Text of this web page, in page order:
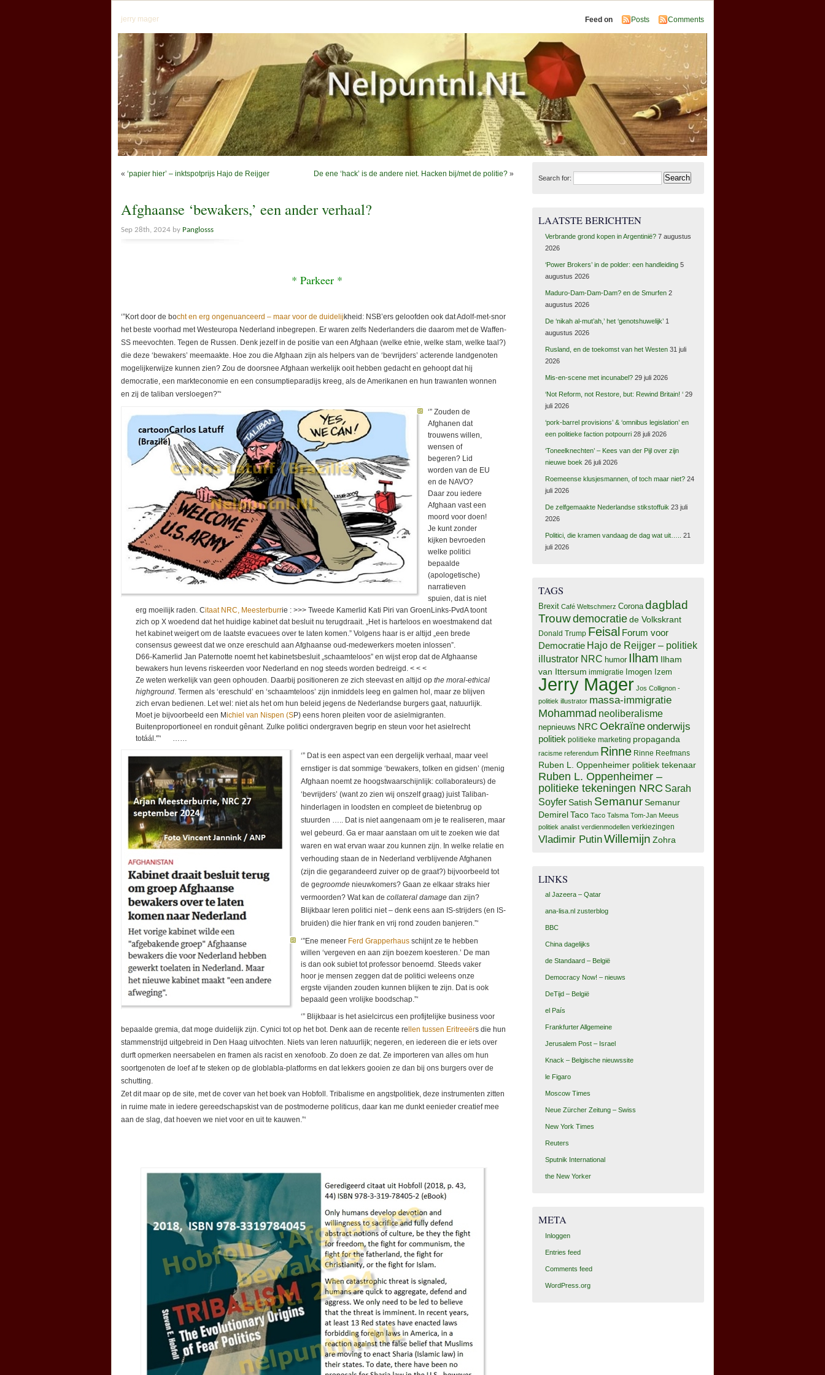
jerry mager Feed on Posts Comments
« ‘papier hier’ – inktspotprijs Hajo de Reijger De ene ‘hack’ is de andere niet. Hacken bij/met de politie? »
Afghaanse ‘bewakers,’ een ander verhaal?
Sep 28th, 2024 by Panglosss
* Parkeer *
‘”Kort door de bocht en erg ongenuanceerd – maar voor de duidelij kheid: NSB’ers geloofden ook dat Adolf-met-snor
het beste voorhad met Westeuropa Nederland inbegrepen. Er waren zelfs Nederlanders die daarom met de Waffen-
SS meevochten. Tegen de Russen. Denk jezelf in de positie van een Afghaan (welke etnie, welke stam, welke taal?)
die deze ‘bewakers’ meemaakte. Hoe zou die Afghaan zijn als helpers van de ‘bevrijders’ acterende landgenoten
mogelijkerwijze kunnen zien? Zou de doorsnee Afghaan werkelijk ooit hebben gedacht en gehoopt dat hij
democratie, een markteconomie en een consumptieparadijs kreeg, als de Amerikanen en hun trawanten wonnen
en zij de taliban versloegen?”‘
‘” Zouden de
Afghanen dat
trouwens willen,
wensen of
begeren? Lid
worden van de EU
en de NAVO?
Daar zou iedere
Afghaan vast een
moord voor doen!
Je kunt zonder
kijken bevroeden
welke politici
bepaalde
(apologetische)
narratieven
spuien, dat is niet
erg moeilijk raden. Citaat NRC, Meesterburrie : >>> Tweede Kamerlid Kati Piri van GroenLinks-PvdA toont
zich op X woedend dat het huidige kabinet dat besluit nu terugdraait. „Het is harteloos en woestmakend dat
het kabinet weigert om de laatste evacuees over te laten komen.” Volgens haar is er altijd „een brede
consensus geweest dat we onze ereschuld aan Afghaanse oud-medewerkers moeten inlossen”.
D66-Kamerlid Jan Paternotte noemt het kabinetsbesluit „schaamteloos” en wijst erop dat de Afghaanse
bewakers hun levens riskeerden voor Nederland en nog steeds worden bedreigd. < < <
Ze weten werkelijk van geen ophouden. Daarbij positioneren ze zich steevast en altijd op the moral-ethical
highground . Termen als ‘ereschuld’ en ‘schaamteloos’ zijn inmiddels leeg en galmen hol, maar ze blijven
zich ervan bedienen. Let wel: niet als het om hun beleid jegens de Nederlandse burgers gaat, natuurlijk.
Moet je bijvoorbeeld een Michiel van Nispen (SP) eens horen pleiten voor de asielmigranten.
Buitenproportioneel en ronduit gênant. Zulke politici ondergraven begrip en steun voor het asielrecht
totáál.'”‘ ……
‘” Dat is een aspect van een dergelijk verhaal, maar veel
ernstiger is dat sommige ‘bewakers, tolken en gidsen’ (menig
Afghaan noemt ze hoogstwaarschijnlijk: collaborateurs) de
‘bevrijders’ (want zo zien wij onszelf graag) juist Taliban-
hinderlagen in loodsten en compleet de bietenbrug op
stuurden ….. Dat is niet aangenaam om je te realiseren, maar
wel gebeurd. Ga er maar aanstaan om uit te zoeken wie dat
waren en wat ervan waar zou kunnen zijn. In welke relatie en
verhouding staan de in Nederland verblijvende Afghanen
(zijn die gegarandeerd zuiver op de graat?) bijvoorbeeld tot
de gegroomde nieuwkomers? Gaan ze elkaar straks hier
vermoorden? Wat kan de collateral damage dan zijn?
Blijkbaar leren politici niet – denk eens aan IS-strijders (en IS-
bruiden) die hier frank en vrij rond zouden banjeren.”‘
‘”Ene meneer Ferd Grapperhaus schijnt ze te hebben
willen ‘vergeven en aan zijn boezem koesteren.’ De man
is dan ook subiet tot professor benoemd. Steeds vaker
hoor je mensen zeggen dat de politici weleens onze
ergste vijanden zouden kunnen blijken te zijn. Dat is ook
bepaald geen vrolijke boodschap.”‘
‘” Blijkbaar is het asielcircus een profijtelijke business voor
bepaalde gremia, dat moge duidelijk zijn. Cynici tot op het bot. Denk aan de recente re llen tussen Eritreeërs die hun
stammenstrijd uitgebreid in Den Haag uitvochten. Niets van leren natuurlijk; negeren, en iedereen die er iets over
durft opmerken neersabelen en framen als racist en xenofoob. Zo doen ze dat. Ze importeren van alles om hun
soortgenoten de loef af te steken op de globlabla-platforms en dat lekkers gooien ze dan bij ons burgers over de
schutting.
Zet dit maar op de site, met de cover van het boek van Hobfoll. Tribalisme en angstpolitiek, deze instrumenten zitten
in ruime mate in iedere gereedschapskist van de postmoderne politicus, daar kan me dunkt eenieder creatief mee
aan de slag, dat hoeven we niet voor en uit te kauwen.”‘
Search for:
LAATSTE BERICHTEN
Verbrande grond kopen in Argentinië? 7 augustus
2026
‘Power Brokers’ in de polder: een handleiding 5
augustus 2026
Maduro-Dam-Dam-Dam? en de Smurfen 2
augustus 2026
De ‘nikah al-mut’ah,’ het ‘genotshuwelijk’ 1
augustus 2026
Rusland, en de toekomst van het Westen 31 juli
2026
Mis-en-scene met incunabel? 29 juli 2026
‘Not Reform, not Restore, but: Rewind Britain! ‘ 29
juli 2026
‘pork-barrel provisions’ & ‘omnibus legislation’ en
een politieke faction potpourri 28 juli 2026
‘Toneelknechten’ – Kees van der Pijl over zijn
nieuwe boek 26 juli 2026
Roemeense klusjesmannen, of toch maar niet? 24
juli 2026
De zelfgemaakte Nederlandse stikstoffuik 23 juli
2026
Politici, die kramen vandaag de dag wat uit…..
21
juli 2026
TAGS
Brexit Café Weltschmerz Corona dagblad
Trouwdemocratiede Volkskrant
Donald Trump Feisal Forum voor
Democratie Hajo de Reijger – politiek
illustrator NRC humor Ilham Ilham
van Ittersum immigratie Imogen Izem
Jerry Mager Jos Collignon -
politiek illustrator massa-immigratie
Mohammad neoliberalisme
nepnieuws NRC Oekraïneonderwijs
politiek politieke marketing propaganda
racisme referendum Rinne Rinne Reefmans
Ruben L. Oppenheimer politiek tekenaar
Ruben L. Oppenheimer –
politieke tekeningen NRC Sarah
Soyfer Satish SemanurSemanur
DemirelTaco Taco Talsma Tom-Jan Meeus
politiek analist verdienmodellen verkiezingen
Vladimir PutinWillemijn Zohra
LINKS
al Jazeera – Qatar
ana-lisa.nl zusterblog
BBC
China dagelijks
de Standaard – België
Democracy Now! – nieuws
DeTijd – België
el País
Frankfurter Allgemeine
Jerusalem Post – Israel
Knack – Belgische nieuwssite
le Figaro
Moscow Times
Neue Zürcher Zeitung – Swiss
New York Times
Reuters
Sputnik International
the New Yorker
META
Inloggen
Entries feed
Comments feed
WordPress.org